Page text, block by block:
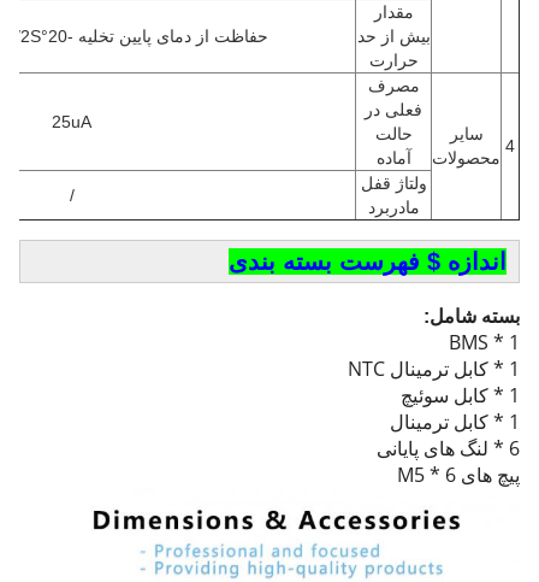
مقدار
بیش از حد
حرارت
حفاظت از دمای پایین تخلیه -20°C/2S، انتشار -10°C/2S
4
سایر
محصولات
مصرف
فعلی در
حالت
آماده
25uA
ولتاژ قفل
مادربرد
/
اندازه $ فهرست بسته بندی
بسته شامل:
1 * BMS
1 * کابل ترمینال NTC
1 * کابل سوئیچ
1 * کابل ترمینال
6 * لنگ های پایانی
پیچ های 6 * M5